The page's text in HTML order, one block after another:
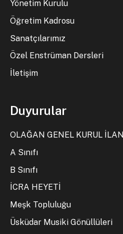
Yönetim Kurulu
Öğretim Kadrosu
Sanatçılarımız
Özel Enstrüman Dersleri
İletişim
Duyurular
OLAĞAN GENEL KURUL İLANI
A Sınıfı
B Sınıfı
İCRA HEYETİ
Meşk Topluluğu
Üsküdar Musiki Gönüllüleri